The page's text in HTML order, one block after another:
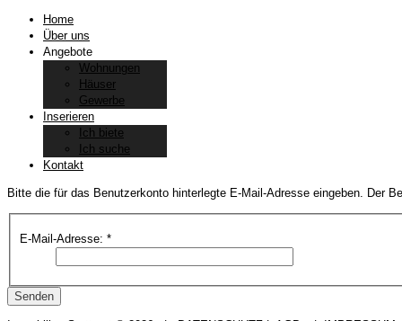
Home
Über uns
Angebote
Wohnungen
Häuser
Gewerbe
Inserieren
Ich biete
Ich suche
Kontakt
Bitte die für das Benutzerkonto hinterlegte E-Mail-Adresse eingeben. Der
E-Mail-Adresse: *
Senden